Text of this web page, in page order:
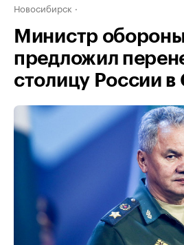
Новосибирск
Министр
предложил
столицу России